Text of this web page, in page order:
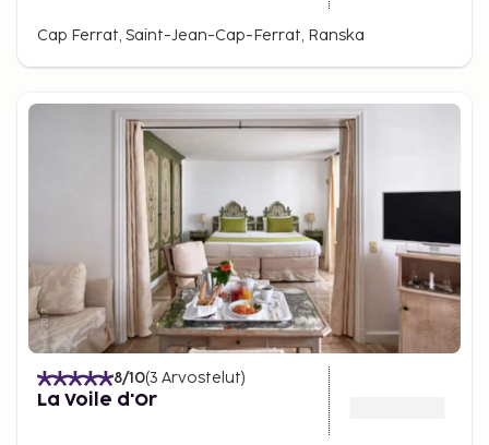
Cap Ferrat, Saint-Jean-Cap-Ferrat, Ranska
8/10(3 Arvostelut)
La Voile d'Or